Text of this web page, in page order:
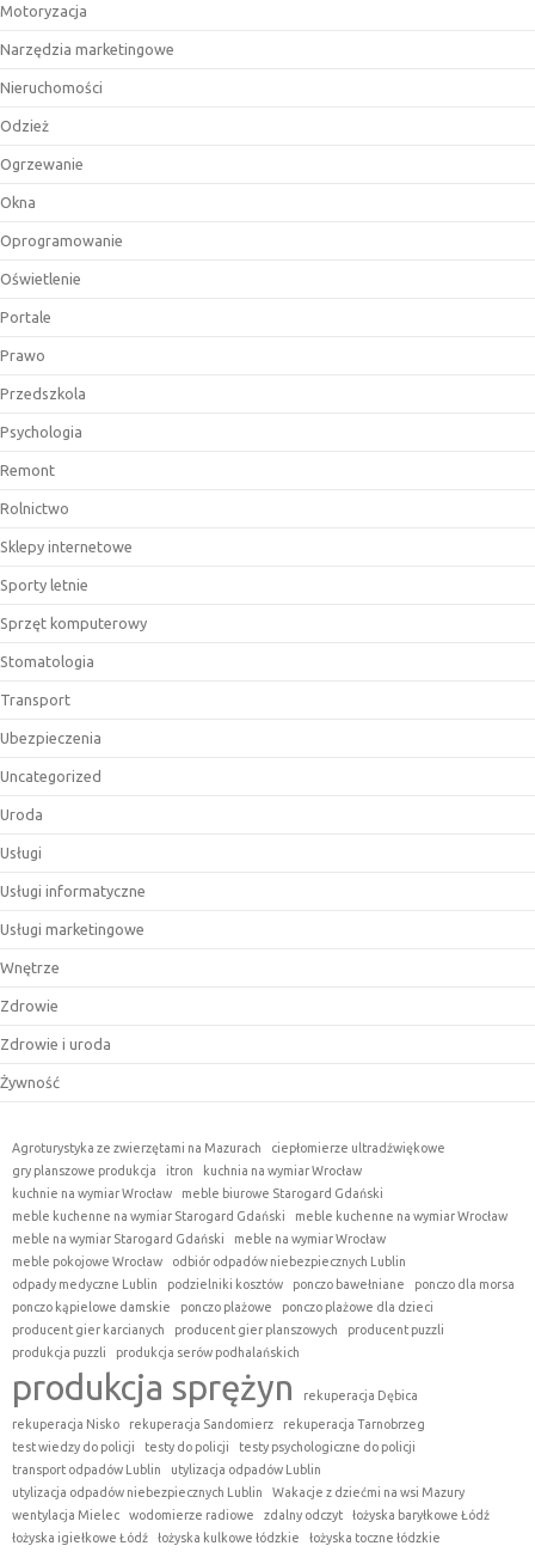
Motoryzacja
Narzędzia marketingowe
Nieruchomości
Odzież
Ogrzewanie
Okna
Oprogramowanie
Oświetlenie
Portale
Prawo
Przedszkola
Psychologia
Remont
Rolnictwo
Sklepy internetowe
Sporty letnie
Sprzęt komputerowy
Stomatologia
Transport
Ubezpieczenia
Uncategorized
Uroda
Usługi
Usługi informatyczne
Usługi marketingowe
Wnętrze
Zdrowie
Zdrowie i uroda
Żywność
Agroturystyka ze zwierzętami na Mazurach
ciepłomierze ultradźwiękowe
gry planszowe produkcja
itron
kuchnia na wymiar Wrocław
kuchnie na wymiar Wrocław
meble biurowe Starogard Gdański
meble kuchenne na wymiar Starogard Gdański
meble kuchenne na wymiar Wrocław
meble na wymiar Starogard Gdański
meble na wymiar Wrocław
meble pokojowe Wrocław
odbiór odpadów niebezpiecznych Lublin
odpady medyczne Lublin
podzielniki kosztów ponczo bawełniane
ponczo dla morsa
ponczo kąpielowe damskie
ponczo plażowe
ponczo plażowe dla dzieci
producent gier karcianych
producent gier planszowych
producent puzzli
produkcja puzzli
produkcja serów podhalańskich
produkcja sprężyn
rekuperacja Dębica
rekuperacja Nisko
rekuperacja Sandomierz
rekuperacja Tarnobrzeg
test wiedzy do policji
testy do policji
testy psychologiczne do policji
transport odpadów Lublin
utylizacja odpadów Lublin
utylizacja odpadów niebezpiecznych Lublin
Wakacje z dziećmi na wsi Mazury
wentylacja Mielec
wodomierze radiowe zdalny odczyt
łożyska baryłkowe Łódź
łożyska igiełkowe Łódź
łożyska kulkowe łódzkie łożyska toczne łódzkie